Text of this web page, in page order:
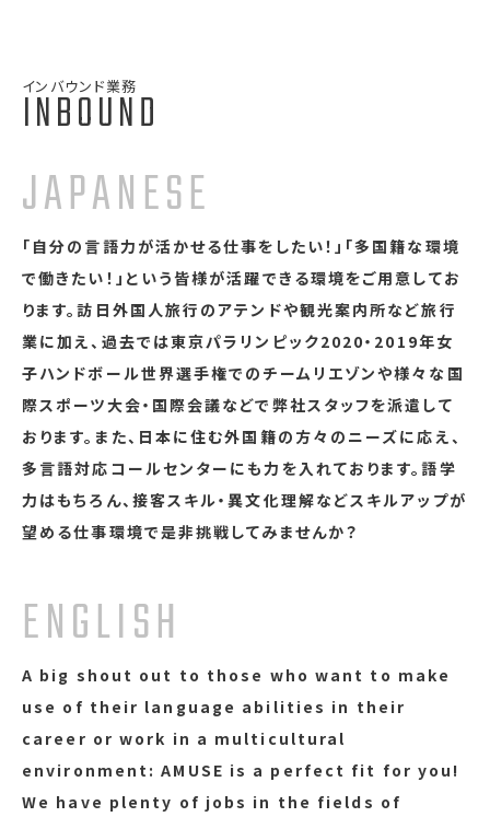
インバウンド業務
INBOUND
JAPANESE
「自分の言語力が活かせる仕事をしたい！」「多国籍な環境
で働きたい！」という皆様が活躍できる環境をご用意してお
ります。訪日外国人旅行のアテンドや観光案内所など旅行
業に加え、過去では東京パラリンピック2020・2019年女
子ハンドボール世界選手権でのチームリエゾンや様々な国
際スポーツ大会・国際会議などで弊社スタッフを派遣して
おります。また、日本に住む外国籍の方々のニーズに応え、
多言語対応コールセンターにも力を入れております。語学
力はもちろん、接客スキル・異文化理解などスキルアップが
望める仕事環境で是非挑戦してみませんか？
ENGLISH
A big shout out to those who want to make
use of their language abilities in their
career or work in a multicultural
environment: AMUSE is a perfect fit for you!
We have plenty of jobs in the fields of